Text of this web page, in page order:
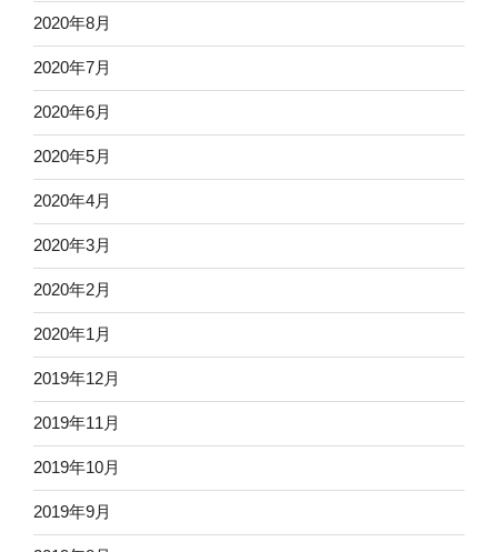
2020年8月
2020年7月
2020年6月
2020年5月
2020年4月
2020年3月
2020年2月
2020年1月
2019年12月
2019年11月
2019年10月
2019年9月